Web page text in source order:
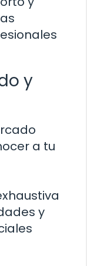
y
a tu
y